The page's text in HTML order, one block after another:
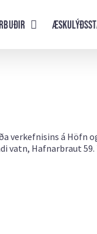
á Höfn
vatn, Hafnarbraut